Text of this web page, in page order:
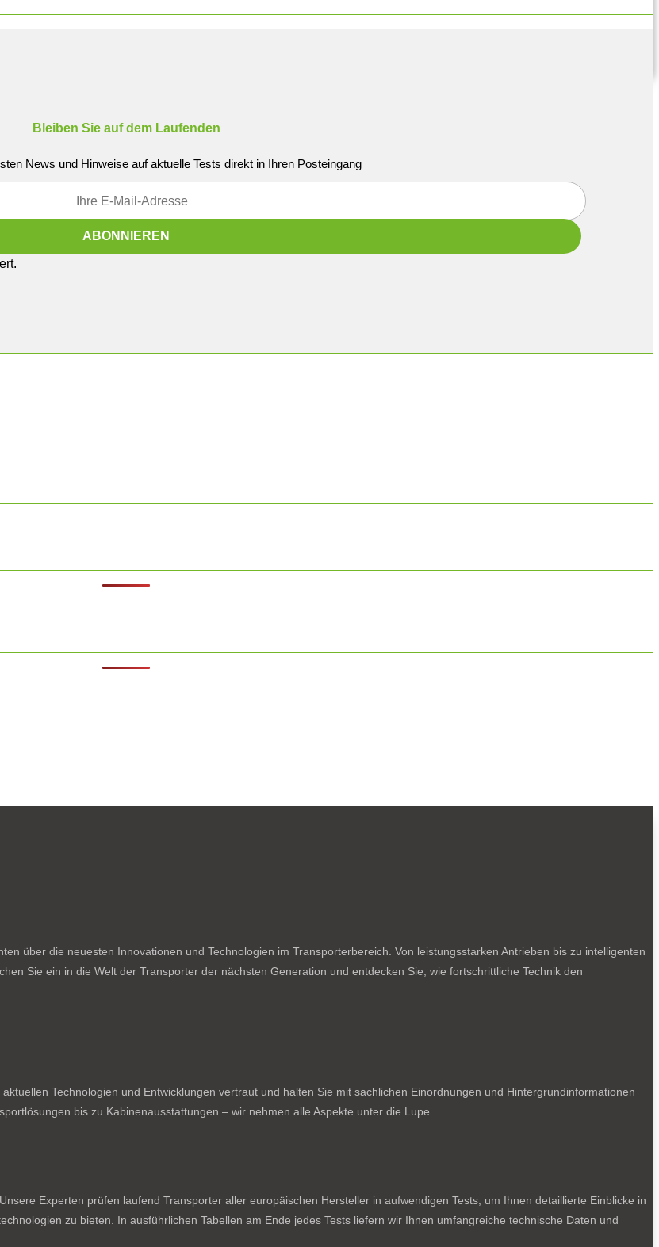
Bleiben Sie auf dem Laufenden
News und Hinweise auf aktuelle Tests direkt in Ihren Posteingang
über die neuesten Innovationen und Technologien im Transporterbereich. Von leistungsstarken Antrieben bis zu intelligenten
Sie ein in die Welt der Transporter der nächsten Generation und entdecken Sie, wie fortschrittliche Technik den
Technologien und Entwicklungen vertraut und halten Sie mit sachlichen Einordnungen und Hintergrundinformationen
bis zu Kabinenausstattungen – wir nehmen alle Aspekte unter die Lupe.
Experten prüfen laufend Transporter aller europäischen Hersteller in aufwendigen Tests, um Ihnen detaillierte Einblicke in
zu bieten. In ausführlichen Tabellen am Ende jedes Tests liefern wir Ihnen umfangreiche technische Daten und